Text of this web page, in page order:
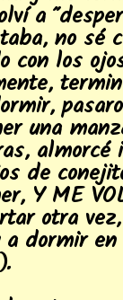
a
no sé
con los
una
almorcé
de
Y ME
otra
a dormir